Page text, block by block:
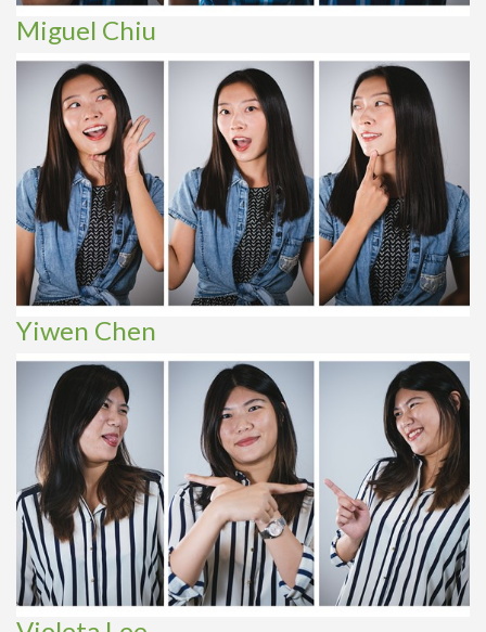
Miguel Chiu
Yiwen Chen